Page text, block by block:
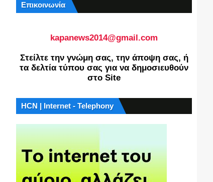
Επικοινωνία
kapanews2014@gmail.com
Στείλτε την γνώμη σας, την άποψη σας, ή
τα δελτία τύπου σας για να δημοσιευθούν
στο Site
HCN | Internet - Telephony